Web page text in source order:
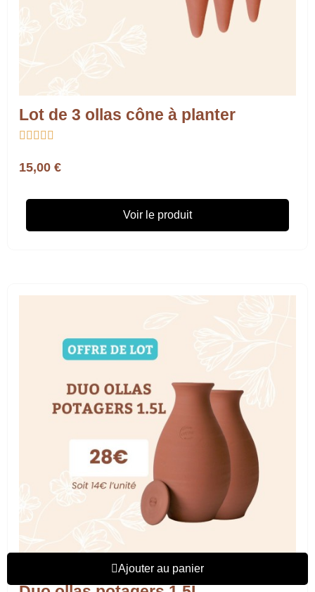
Ajouter au panier
Lot de 3 ollas cône à planter
    
15,00 €
Voir le produit